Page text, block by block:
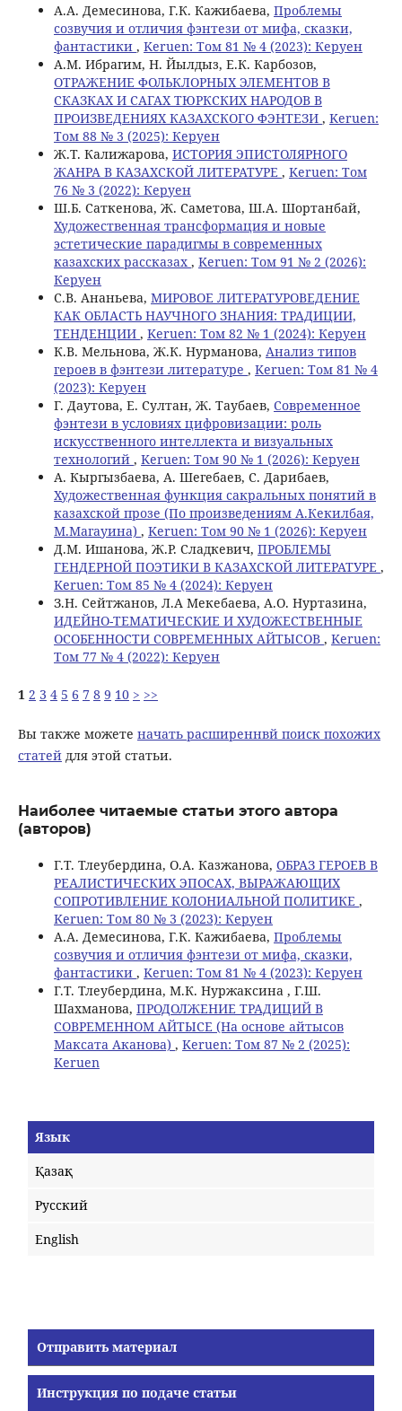
А.А. Демесинова, Г.К. Кажибаева, Проблемы
созвучия и отличия фэнтези от мифа, сказки,
фантастики , Keruen: Том 81 № 4 (2023): Керуен
A.М. Ибрагим, Н. Йылдыз, Е.К. Карбозов,
ОТРАЖЕНИЕ ФОЛЬКЛОРНЫХ ЭЛЕМЕНТОВ В
СКАЗКАХ И САГАХ ТЮРКСКИХ НАРОДОВ В
ПРОИЗВЕДЕНИЯХ КАЗАХСКОГО ФЭНТЕЗИ , Keruen:
Том 88 № 3 (2025): Керуен
Ж.Т. Калижарова, ИСТОРИЯ ЭПИСТОЛЯРНОГО
ЖАНРА В КАЗАХСКОЙ ЛИТЕРАТУРЕ , Keruen: Том
76 № 3 (2022): Керуен
Ш.Б. Саткенова, Ж. Саметова, Ш.А. Шортанбай,
Художественная трансформация и новые
эстетические парадигмы в современных
казахских рассказах , Keruen: Том 91 № 2 (2026):
Керуен
С.В. Ананьева, МИРОВОЕ ЛИТЕРАТУРОВЕДЕНИЕ
КАК ОБЛАСТЬ НАУЧНОГО ЗНАНИЯ: ТРАДИЦИИ,
ТЕНДЕНЦИИ , Keruen: Том 82 № 1 (2024): Керуен
К.В. Мельнова, Ж.К. Нурманова, Анализ типов
героев в фэнтези литературе , Keruen: Том 81 № 4
(2023): Керуен
Г. Даутова, Е. Султан, Ж. Таубаев, Современное
фэнтези в условиях цифровизации: роль
искусственного интеллекта и визуальных
технологий , Keruen: Том 90 № 1 (2026): Керуен
А. Кыргызбаева, А. Шегебаев, С. Дарибаев,
Художественная функция сакральных понятий в
казахской прозе (По произведениям А.Кекилбая,
М.Магауина) , Keruen: Том 90 № 1 (2026): Керуен
Д.М. Ишанова, Ж.Р. Сладкевич, ПРОБЛЕМЫ
ГЕНДЕРНОЙ ПОЭТИКИ В КАЗАХСКОЙ ЛИТЕРАТУРЕ ,
Keruen: Том 85 № 4 (2024): Керуен
З.Н. Сейтжанов, Л.A Мекебаева, А.О. Нуртазина,
ИДЕЙНО-ТЕМАТИЧЕСКИЕ И ХУДОЖЕСТВЕННЫЕ
ОСОБЕННОСТИ СОВРЕМЕННЫХ АЙТЫСОВ , Keruen:
Том 77 № 4 (2022): Керуен
1 2 3 4 5 6 7 8 9 10 > >>
Вы также можете начать расширеннвй поиск похожих
статейдля этой статьи.
Наиболее читаемые статьи этого автора
(авторов)
Г.Т. Тлеубердина, О.А. Казжанова, ОБРАЗ ГЕРОЕВ В
РЕАЛИСТИЧЕСКИХ ЭПОСАХ, ВЫРАЖАЮЩИХ
СОПРОТИВЛЕНИЕ КОЛОНИАЛЬНОЙ ПОЛИТИКЕ ,
Keruen: Том 80 № 3 (2023): Керуен
А.А. Демесинова, Г.К. Кажибаева, Проблемы
созвучия и отличия фэнтези от мифа, сказки,
фантастики , Keruen: Том 81 № 4 (2023): Керуен
Г.Т. Тлеубердина, М.К. Нуржаксина , Г.Ш.
Шахманова, ПРОДОЛЖЕНИЕ ТРАДИЦИЙ В
СОВРЕМЕННОМ АЙТЫСЕ (На основе айтысов
Максата Аканова) , Keruen: Том 87 № 2 (2025):
Keruen
Язык
Қазақ
Русский
English
Отправить материал
Инструкция по подаче статьи